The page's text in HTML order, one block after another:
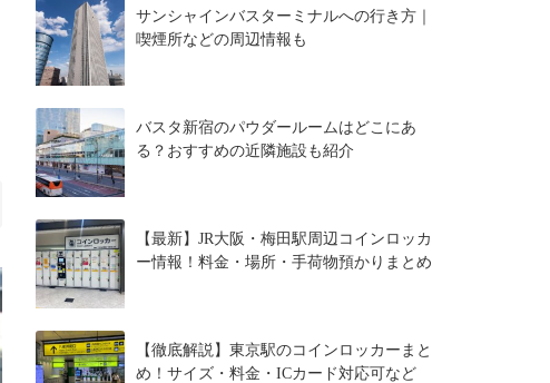
サンシャインバスターミナルへの行き方｜
喫煙所などの周辺情報も
バスタ新宿のパウダールームはどこにあ
る？おすすめの近隣施設も紹介
【最新】JR大阪・梅田駅周辺コインロッカ
ー情報！料金・場所・手荷物預かりまとめ
【徹底解説】東京駅のコインロッカーまと
め！サイズ・料金・ICカード対応可など